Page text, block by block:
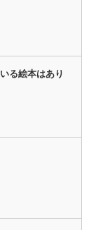
る絵本はあり